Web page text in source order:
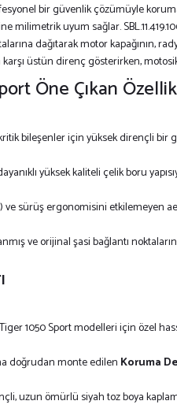
bir güvenlik çözümüyle koruma
milimetrik uyum sağlar.
dağıtarak motor kapağının,
üstün direnç gösterirken,
Öne Çıkan
bileşenler için yüksek dirençli bir
yüksek kaliteli çelik boru
ve sürüş ergonomisini etkilemeyen
ve orijinal şasi bağlantı
1050 Sport modelleri için özel
doğrudan monte edilen Koruma
uzun ömürlü siyah toz boya